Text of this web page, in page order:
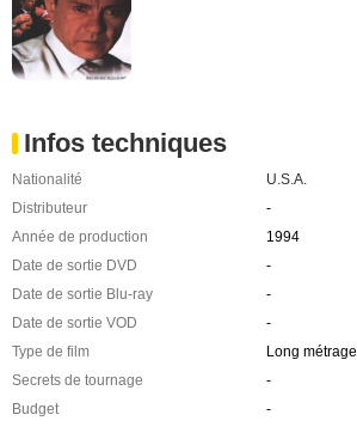
Infos techniques
Nationalité
U.S.A.
Distributeur
-
Année de production
1994
Date de sortie DVD
-
Date de sortie Blu-ray
-
Date de sortie VOD
-
Type de film
Long métrage
Secrets de tournage
-
Budget
-